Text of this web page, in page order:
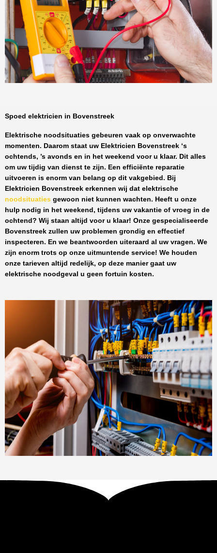
Spoed elektricien in Bovenstreek
Elektrische noodsituaties gebeuren vaak op onverwachte
momenten. Daarom staat uw Elektricien Bovenstreek ‘s
ochtends, ’s avonds en in het weekend voor u klaar. Dit alles
om uw tijdig van dienst te zijn. Een efficiënte reparatie
uitvoeren is enorm van belang op dit vakgebied. Bij
Elektricien Bovenstreek erkennen wij dat elektrische
noodsituaties gewoon niet kunnen wachten. Heeft u onze
hulp nodig in het weekend, tijdens uw vakantie of vroeg in de
ochtend? Wij staan altijd voor u klaar! Onze gespecialiseerde
Bovenstreek zullen uw problemen grondig en effectief
inspecteren. En we beantwoorden uiteraard al uw vragen. We
zijn enorm trots op onze uitmuntende service! We houden
onze tarieven altijd redelijk, op deze manier gaat uw
elektrische noodgeval u geen fortuin kosten.